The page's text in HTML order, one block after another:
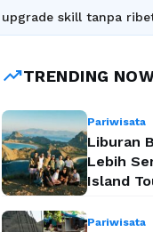
skill tanpa ribet?
trending_upTRENDING
Pariwisata
Liburan
Lebih
Island
Pariwisata